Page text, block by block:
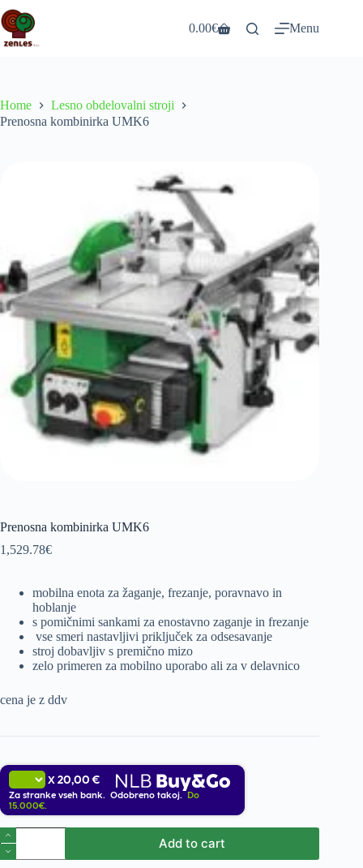
Skip
to
content
Shopping
0.00€ Menu
Home
Lesno obdelovalni stroji
Prenosna kombinirka UMK6
Prenosna kombinirka UMK6
1,529.78€
mobilna enota za žaganje, frezanje, poravnavo in
hoblanje
s pomičnimi sankami za enostavno zaganje in frezanje
vse smeri nastavljivi priključek za odsesavanje
stroj dobavljiv s premično mizo
zelo primeren za mobilno uporabo ali za v delavnico
cena je z ddv
X 20,00 €
Za stranke vseh bank. Odobreno takoj.
Do
15.000€.
Prenosna
kombinirka
UMK6
Add to cart